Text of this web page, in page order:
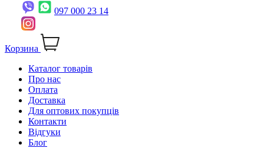
097 000 23 14
Корзина
Каталог товарів
Про нас
Оплата
Доставка
Для оптових покупців
Контакти
Відгуки
Блог